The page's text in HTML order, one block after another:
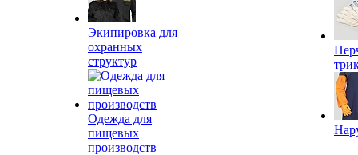
Экипировка для
охранных
структур
Одежда для
пищевых
производств